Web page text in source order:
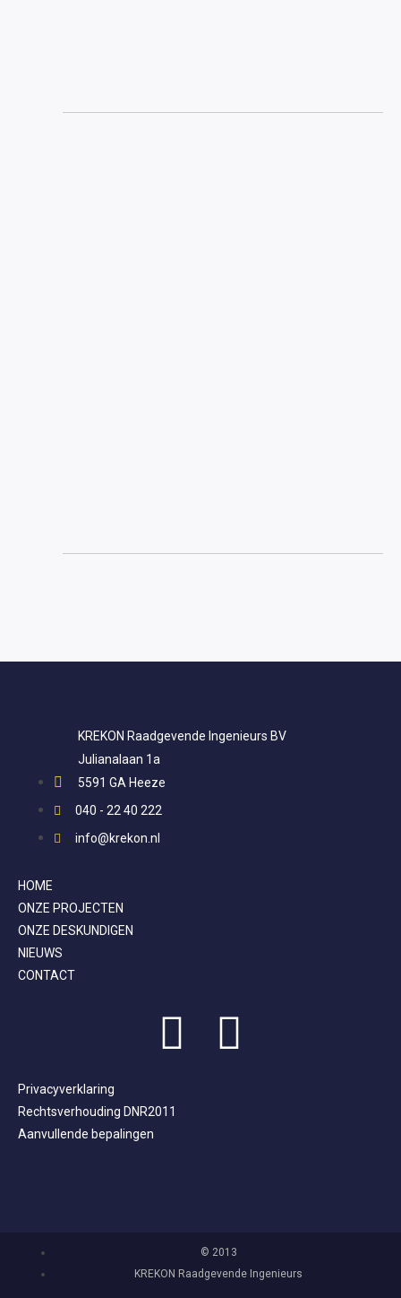
KREKON Raadgevende Ingenieurs BV
Julianalaan 1a
5591 GA Heeze
040 - 22 40 222
info@krekon.nl
HOME
ONZE PROJECTEN
ONZE DESKUNDIGEN
NIEUWS
CONTACT
Privacyverklaring
Rechtsverhouding DNR2011
Aanvullende bepalingen
© 2013
KREKON Raadgevende Ingenieurs